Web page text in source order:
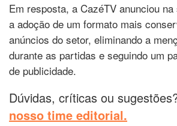
Em resposta, a CazéTV anunciou
a adoção de um formato mais
anúncios do setor, eliminando a
durante as partidas e seguindo um
de publicidade.
Dúvidas, críticas ou
nosso time editorial.